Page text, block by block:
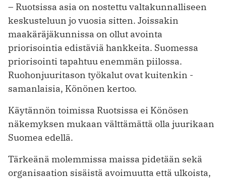
– Ruotsissa asia on nostettu valtakunnalliseen
keskusteluun jo vuosia sitten. Joissakin
maakäräjäkunnissa on ollut avointa
priorisointia edistäviä hankkeita. Suomessa
priorisointi ­tapahtuu enemmän piilossa.
Ruohonjuuritason työkalut ovat kuitenkin ­
samanlaisia, Könönen kertoo.
Käytännön toimissa Ruotsissa ei ­Könösen
näkemyksen mukaan välttämättä olla juurikaan
Suomea edellä.
Tärkeänä molemmissa maissa pidetään sekä
organisaation sisäistä avoimuutta että ulkoista,